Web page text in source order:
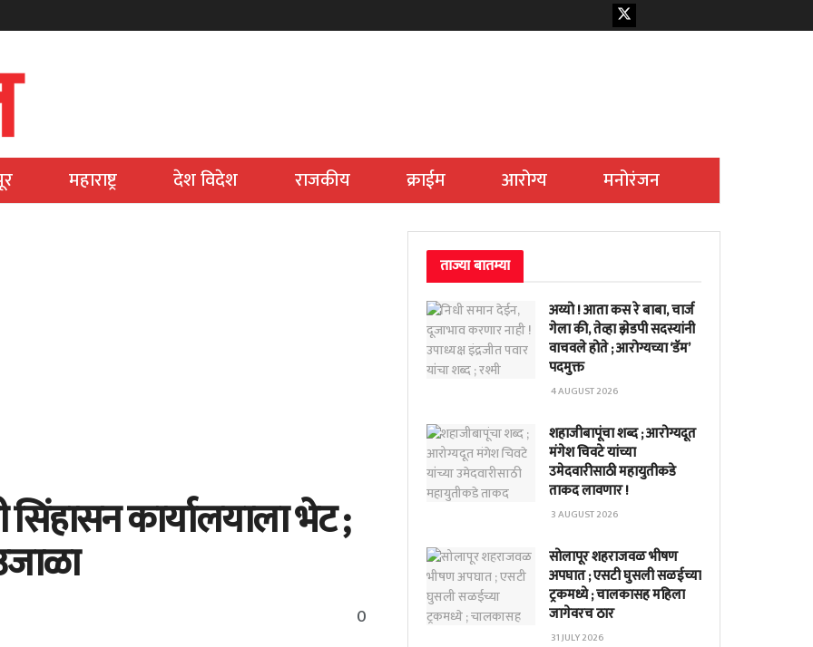
महाराष्ट्र देश विदेश राजकीय क्राईम आरोग्य मनोरंजन
कार्यालयाला भेट ;
0
ताज्या बातम्या
अय्यो ! आता कस रे बाबा, चार्ज
गेला की, तेव्हा झेडपी सदस्यांनी
वाचवले होते ; आरोग्यच्या ‘डॅम’
पदमुक्त
4 AUGUST 2026
शहाजीबापूंचा शब्द ; आरोग्यदूत
मंगेश चिवटे यांच्या
उमेदवारीसाठी महायुतीकडे
ताकद लावणार !
3 AUGUST 2026
सोलापूर शहराजवळ भीषण
अपघात ; एसटी घुसली सळईच्या
ट्रकमध्ये ; चालकासह महिला
जागेवरच ठार
31 JULY 2026